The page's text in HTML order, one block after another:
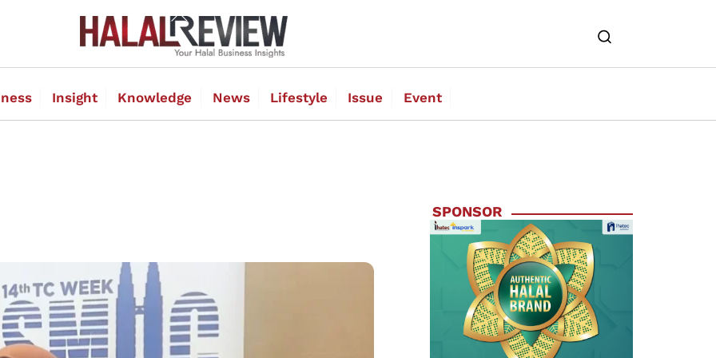
Insight Knowledge News Lifestyle Issue Event
SPONSOR
To
Top